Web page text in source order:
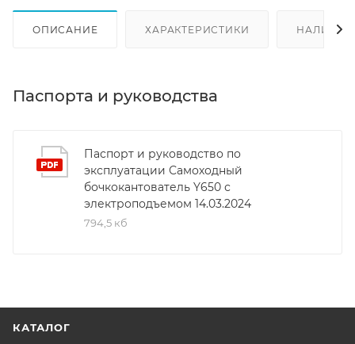
ОПИСАНИЕ ХАРАКТЕРИСТИКИ
Паспорта и руководства
Паспорт и руководство по
эксплуатации Самоходный
бочкокантователь Y650 с
электроподъемом 14.03.2024
794,5 кб
КАТАЛОГ